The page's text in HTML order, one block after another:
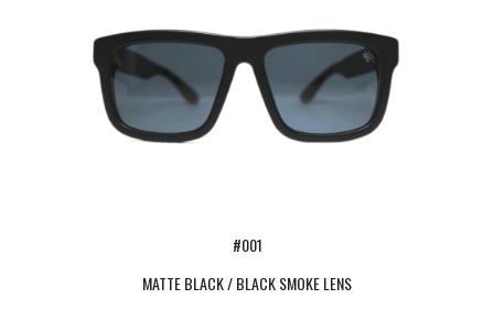
#001
MATTE BLACK / BLACK SMOKE LENS